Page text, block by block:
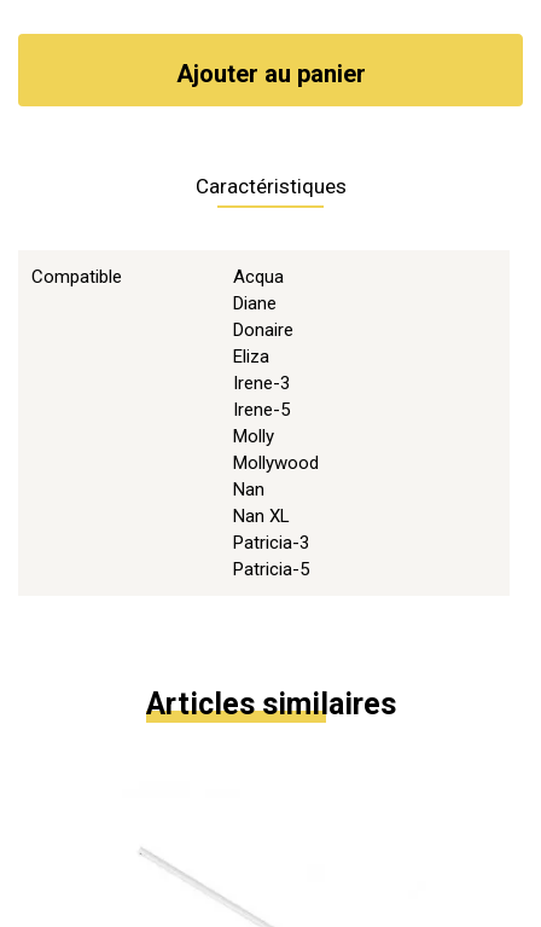
Ajouter au panier
Caractéristiques
Compatible
Acqua
Diane
Donaire
Eliza
Irene-3
Irene-5
Molly
Mollywood
Nan
Nan XL
Patricia-3
Patricia-5
Articles similaires